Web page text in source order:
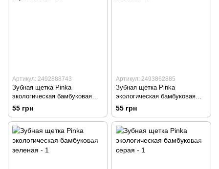
Артикул: 2492888743
Зубная щетка Pinka
экологическая бамбуковая
коричневая
55 грн
Артикул: 2493862885
Зубная щетка Pinka
экологическая бамбуковая
желтая
55 грн